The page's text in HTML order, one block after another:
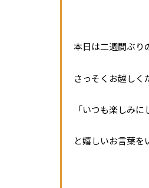
本日は二週間ぶり
さっそくお越しく
「いつも楽しみに
と嬉しいお言葉を